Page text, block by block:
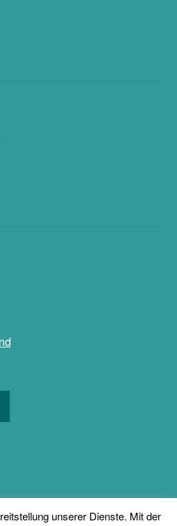
2018
unserer Dienste. Mit der